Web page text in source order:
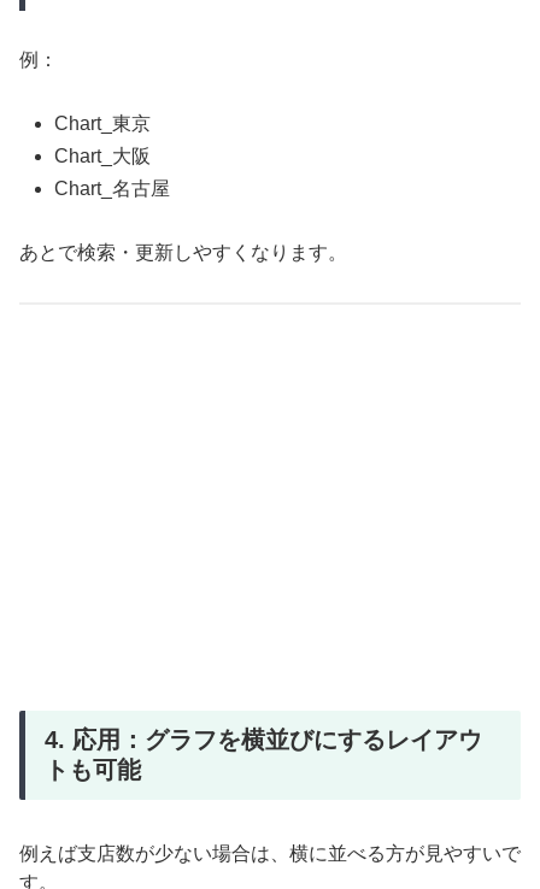
例：
Chart_東京
Chart_大阪
Chart_名古屋
あとで検索・更新しやすくなります。
4. 応用：グラフを横並びにするレイアウ
トも可能
例えば支店数が少ない場合は、横に並べる方が見やすいで
す。